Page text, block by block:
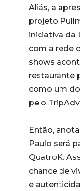
Aliás, a
projeto
iniciativa da
com a rede
shows
restaurante
como um
pelo
Então,
Paulo será
QuatroK.
chance de
e